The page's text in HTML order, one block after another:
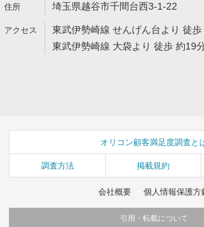
埼玉県越谷市千間台西3-1-22
東武伊勢崎線 せんげん台より 徒
東武伊勢崎線 大袋より 徒歩 約19
オリコン顧客満足度調査と
調査方法 掲載規約
会社概要 個人情報保護方
引用・転載について